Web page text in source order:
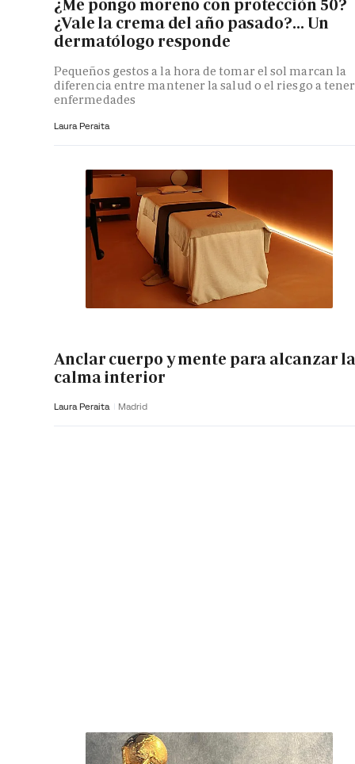
¿Me pongo moreno con protección 50?
¿Vale la crema del año pasado?... Un
dermatólogo responde
Pequeños gestos a la hora de tomar el sol marcan la
diferencia entre mantener la salud o el riesgo a tener
enfermedades
Laura Peraita
Anclar cuerpo y mente para alcanzar
calma interior
Laura Peraita Madrid